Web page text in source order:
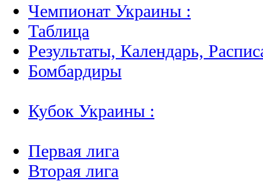
Чемпионат Украины :
Таблица
Результаты, Календарь,
Бомбардиры
Кубок Украины :
Первая лига
Вторая лига